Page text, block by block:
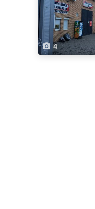
4